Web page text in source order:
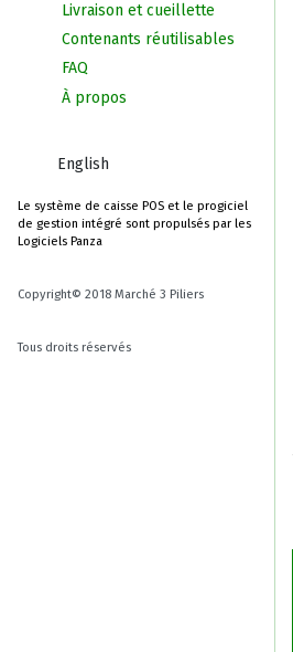
Livraison et cueillette
Contenants réutilisables
FAQ
À propos
English
Le système de caisse POS et le progiciel
de gestion intégré sont propulsés par les
Logiciels Panza
Copyright© 2018 Marché 3 Piliers
Tous droits réservés